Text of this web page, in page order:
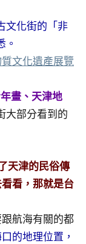
文化街的「非
。
文化遺產展覽
畫、天津地
大部分看到的
天津的民俗傳
看，那就是台
航海有關的都
的地理位置，